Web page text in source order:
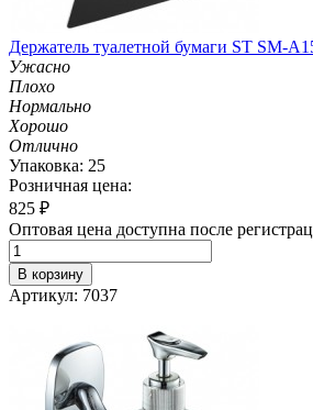
Держатель туалетной бумаги ST SM-
Ужасно
Плохо
Нормально
Хорошо
Отлично
Упаковка: 25
Розничная цена:
825 ₽
Оптовая цена доступна после
В корзину
Артикул: 7037